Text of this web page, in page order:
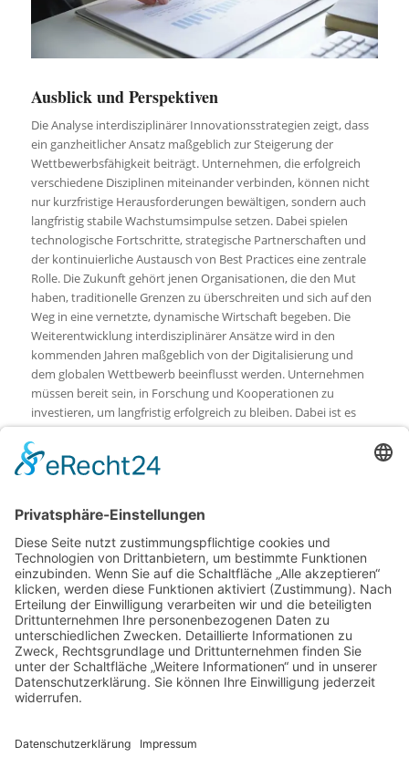
Ausblick und Perspektiven
Die Analyse interdisziplinärer Innovationsstrategien zeigt, dass
ein ganzheitlicher Ansatz maßgeblich zur Steigerung der
Wettbewerbsfähigkeit beiträgt. Unternehmen, die erfolgreich
verschiedene Disziplinen miteinander verbinden, können nicht
nur kurzfristige Herausforderungen bewältigen, sondern auch
langfristig stabile Wachstumsimpulse setzen. Dabei spielen
technologische Fortschritte, strategische Partnerschaften und
der kontinuierliche Austausch von Best Practices eine zentrale
Rolle. Die Zukunft gehört jenen Organisationen, die den Mut
haben, traditionelle Grenzen zu überschreiten und sich auf den
Weg in eine vernetzte, dynamische Wirtschaft begeben. Die
Weiterentwicklung interdisziplinärer Ansätze wird in den
kommenden Jahren maßgeblich von der Digitalisierung und
dem globalen Wettbewerb beeinflusst werden. Unternehmen
müssen bereit sein, in Forschung und Kooperationen zu
investieren, um langfristig erfolgreich zu bleiben. Dabei ist es
entscheidend, frühzeitig Trends zu erkennen und diese in die
eigene Innovationsstrategie zu integrieren. Die Erfahrungen
zahlreicher Unternehmen belegen, dass die enge Verzahnung
nachhaltigen Erfolgen führt. Perspektiven, die aus dem
Zusammenspiel verschiedener Branchen entstehen, bieten
zudem innovative Lösungsansätze für komplexe
Herausforderungen.
Bildnachweise:
crispy– stock.adobe.com
Yaroslav Astakhov– stock.adobe.com
Wanda– stock.adobe.com